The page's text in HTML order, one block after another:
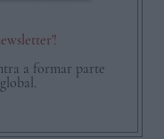
a formar parte